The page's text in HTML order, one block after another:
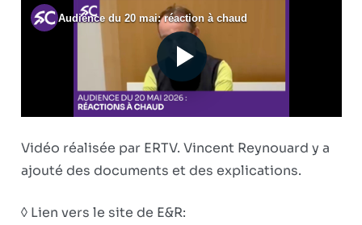
Vidéo réalisée par ERTV. Vincent Reynouard y a
ajouté des documents et des explications.
◊ Lien vers le site de E&R: